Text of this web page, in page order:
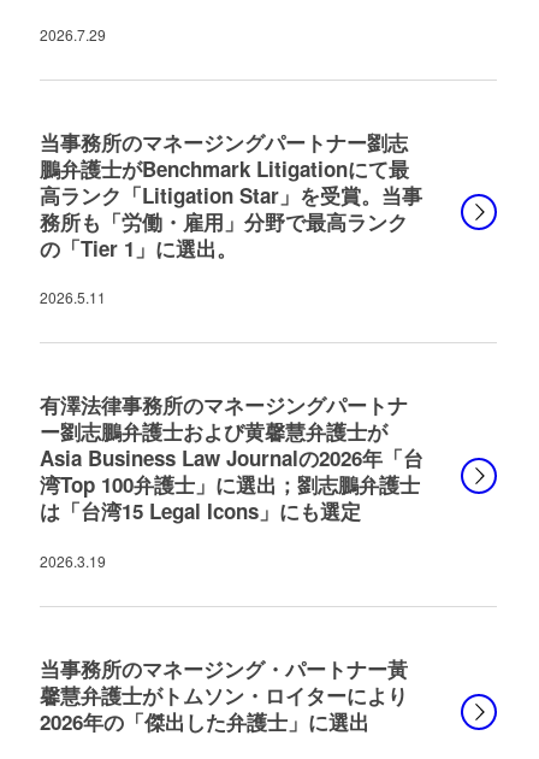
2026.7.29
当事務所のマネージングパートナー劉志
鵬弁護士がBenchmark Litigationにて最
高ランク「Litigation Star」を受賞。当事
務所も「労働・雇用」分野で最高ランク
の「Tier 1」に選出。
2026.5.11
有澤法律事務所のマネージングパートナ
ー劉志鵬弁護士および黄馨慧弁護士が
Asia Business Law Journalの2026年「台
湾Top 100弁護士」に選出；劉志鵬弁護士
は「台湾15 Legal Icons」にも選定
2026.3.19
当事務所のマネージング・パートナー黃
馨慧弁護士がトムソン・ロイターにより
2026年の「傑出した弁護士」に選出